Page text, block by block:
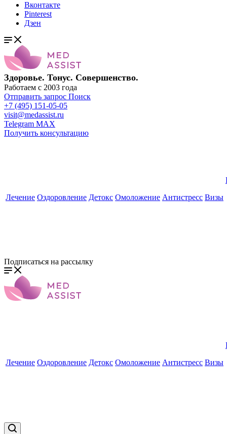
Вконтакте
Pinterest
Дзен
Здоровье. Тонус. Совершенство.
Работаем с 2003 года
Отправить запрос Поиск
+7 (495) 151-05-05
visit@medassist.ru
Telegram MAX
Получить консультацию
Лечение Оздоровление Детокс Омоложение Антистресс Визы
Подписаться на рассылку
Лечение Оздоровление Детокс Омоложение Антистресс Визы